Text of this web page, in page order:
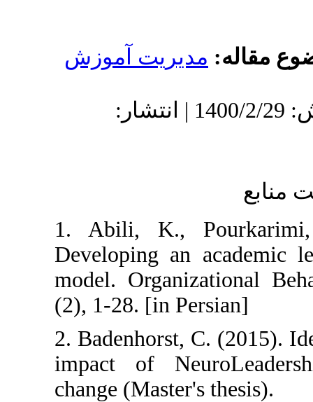
آموزش
دریافت: 1399/11/29 | پذیرش: 1400/2/29 | انتشار:
1. Abili, K.,
Developing an
model.
(2), 1-28. [in
2. Badenhorst,
impact of
change